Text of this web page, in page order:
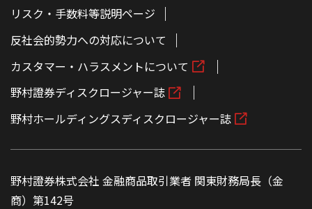
リスク・手数料等説明ページ
反社会的勢力への対応について
カスタマー・ハラスメントについて
野村證券ディスクロージャー誌
野村ホールディングスディスクロージャー誌
野村證券株式会社 金融商品取引業者 関東財務局長（金
商）第142号